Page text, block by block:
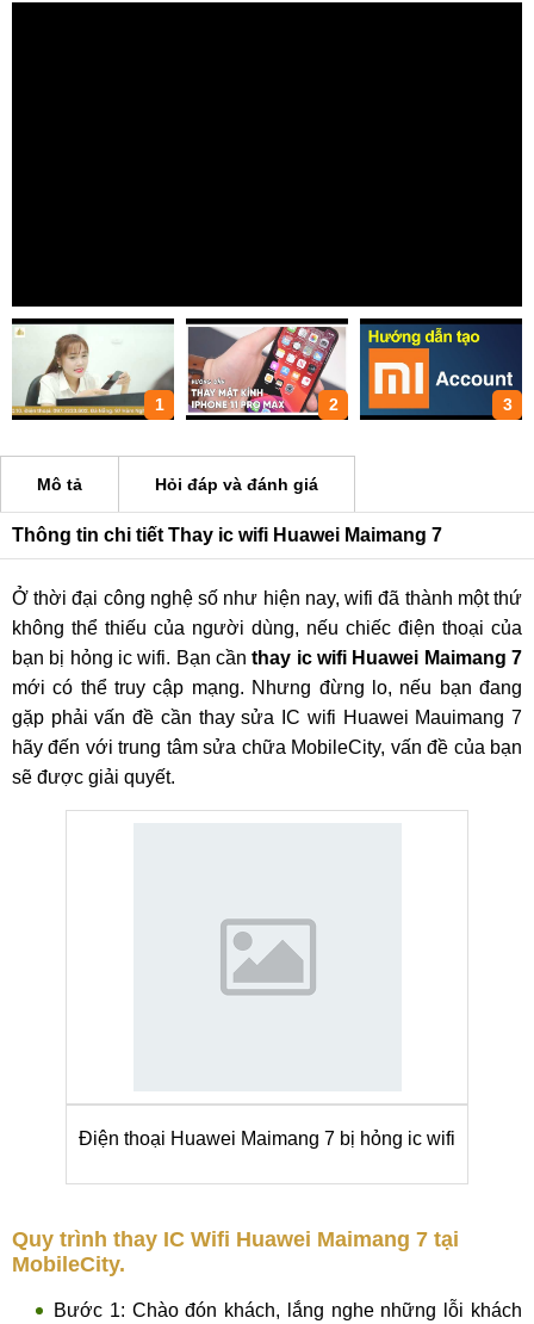
1 2 3
Mô tả Hỏi đáp và đánh giá
Thông tin chi tiết Thay ic wifi Huawei Maimang 7
Ở thời đại công nghệ số như hiện nay, wifi đã thành một thứ
không thể thiếu của người dùng, nếu chiếc điện thoại của
bạn bị hỏng ic wifi. Bạn cầnthay ic wifi Huawei Maimang 7
mới có thể truy cập mạng. Nhưng đừng lo, nếu bạn đang
gặp phải vấn đề cần thay sửa IC wifi Huawei Mauimang 7
hãy đến với trung tâm sửa chữa MobileCity, vấn đề của bạn
sẽ được giải quyết.
Điện thoại Huawei Maimang 7 bị hỏng ic wifi
Quy trình thay IC Wifi Huawei Maimang 7 tại
MobileCity.
Bước 1: Chào đón khách, lắng nghe những lỗi khách